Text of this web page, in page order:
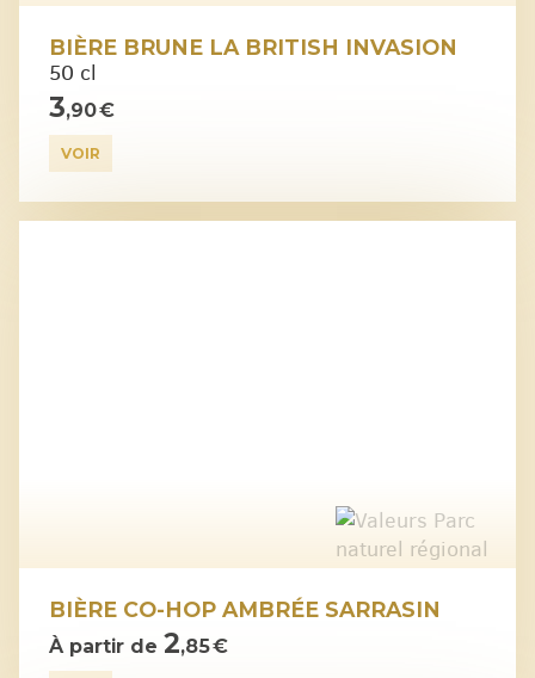
BIÈRE BRUNE LA BRITISH INVASION
50 cl
3,90 €
VOIR
BIÈRE CO-HOP AMBRÉE SARRASIN
À partir de 2,85 €